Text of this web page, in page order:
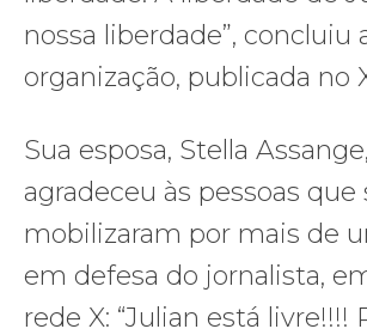
nossa liberdade”, concluiu
organização, publicada no
Sua esposa, Stella
agradeceu às pessoas que
mobilizaram por mais de
em defesa do jornalista,
rede X: “Julian está livre!!!!